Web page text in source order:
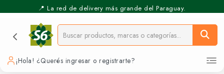
📍 La red de delivery más grande del Paraguay.
¡Hola! ¿Querés ingresar o registrarte?